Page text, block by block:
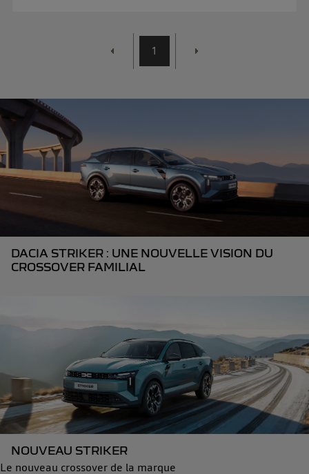
1
DACIA STRIKER : UNE NOUVELLE VISION DU
CROSSOVER FAMILIAL
NOUVEAU STRIKER
Le nouveau crossover de la marque